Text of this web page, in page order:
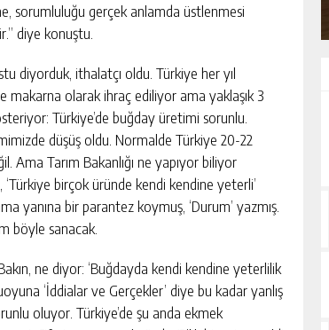
sorumluluğu gerçek anlamda üstlenmesi
diye konuştu.
diyorduk, ithalatçı oldu. Türkiye her yıl
olarak ihraç ediliyor ama yaklaşık 3
Türkiye’de buğday üretimi sorunlu.
düşüş oldu. Normalde Türkiye 20-22
Tarım Bakanlığı ne yapıyor biliyor
birçok üründe kendi kendine yeterli’
yanına bir parantez koymuş, ‘Durum’ yazmış.
böyle sanacak.
ne diyor: ‘Buğdayda kendi kendine yeterlilik
‘İddialar ve Gerçekler’ diye bu kadar yanlış
oluyor. Türkiye’de şu anda ekmek